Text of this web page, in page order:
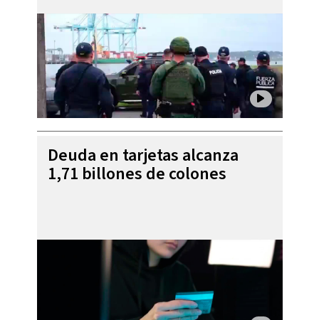
Deuda en tarjetas alcanza
1,71 billones de colones